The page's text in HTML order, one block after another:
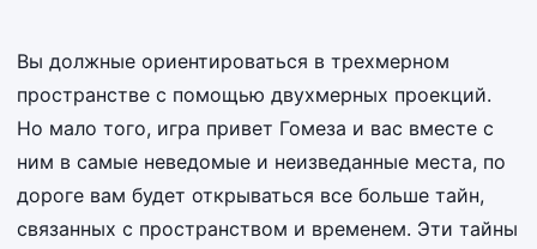
Вы должные ориентироваться в трехмерном
пространстве с помощью двухмерных проекций.
Но мало того, игра привет Гомеза и вас вместе с
ним в самые неведомые и неизведанные места, по
дороге вам будет открываться все больше тайн,
связанных с пространством и временем. Эти тайны